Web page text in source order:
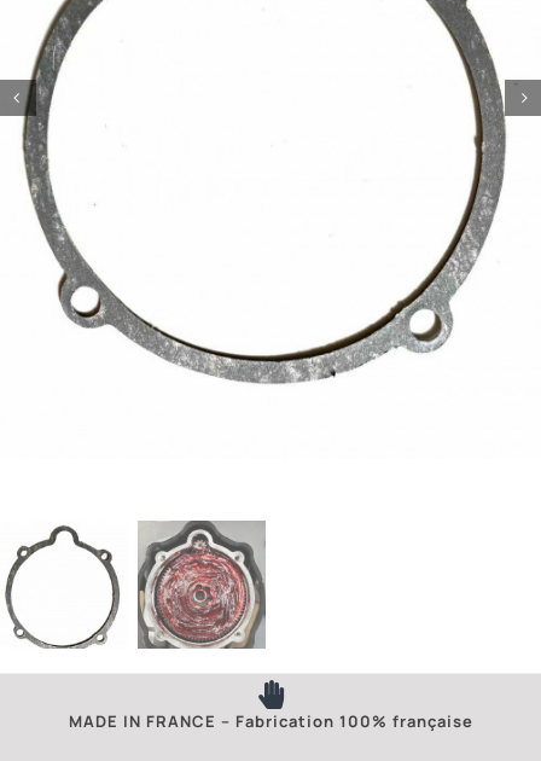
MADE IN FRANCE – Fabrication 100% française